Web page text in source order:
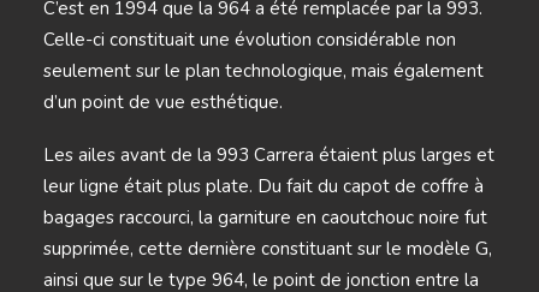
C’est en 1994 que la 964 a été remplacée par la 993.
Celle-ci constituait une évolution considérable non
seulement sur le plan technologique, mais également
d’un point de vue esthétique.
Les ailes avant de la 993 Carrera étaient plus larges et
leur ligne était plus plate. Du fait du capot de coffre à
bagages raccourci, la garniture en caoutchouc noire fut
supprimée, cette dernière constituant sur le modèle G,
ainsi que sur le type 964, le point de jonction entre la